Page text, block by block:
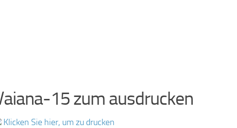
15 zum ausdrucken
Klicken Sie hier, um zu drucken